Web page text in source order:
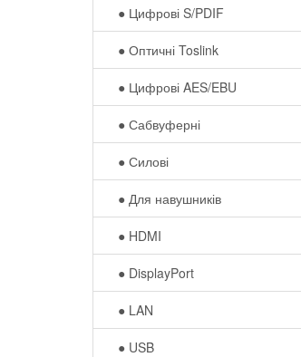
● Цифрові S/PDIF
● Оптичні Toslink
● Цифрові AES/EBU
● Сабвуферні
● Силові
● Для навушників‎
● HDMI
● DisplayPort
● LAN
● USB